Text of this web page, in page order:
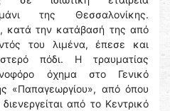
της Θεσσαλονίκης.
κατά την κατάβασή της από
του λιμένα, έπεσε και
πόδι. Η τραυματίας
όχημα στο Γενικό
«Παπαγεωργίου», από όπου
από το Κεντρικό